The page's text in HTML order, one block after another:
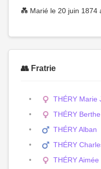
💑 Marié le 20 juin 1874
👥 Fratrie
THÉRY Marie
THÉRY
THÉRY Alban
THÉRY
THÉRY Aimée